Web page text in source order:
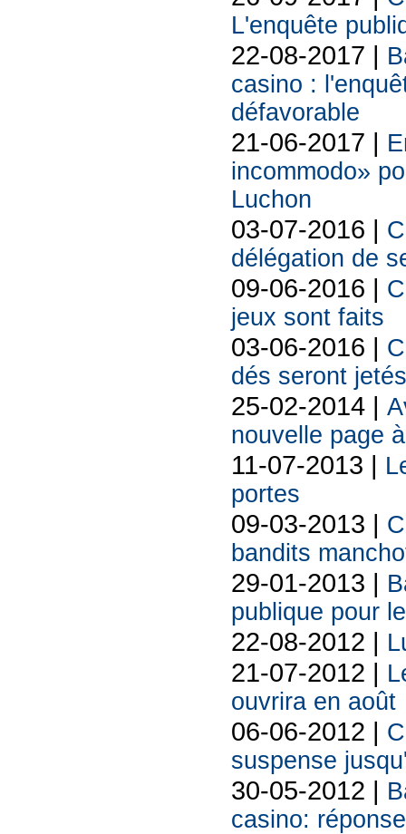
L'enquête
22-08-2017 |
casino :
défavorable
21-06-2017 |
incommodo»
Luchon
03-07-2016 |
délégation de
09-06-2016 |
jeux sont faits
03-06-2016 |
dés seront
25-02-2014 |
nouvelle page
11-07-2013 |
portes
09-03-2013 |
bandits
29-01-2013 |
publique pour
22-08-2012 |
21-07-2012 |
ouvrira en août
06-06-2012 |
suspense
30-05-2012 |
casino: